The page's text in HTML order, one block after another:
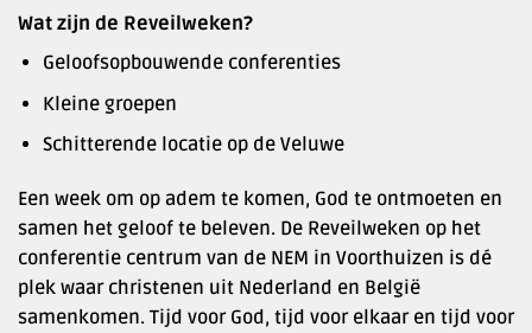
Wat zijn de Reveilweken?
Geloofsopbouwende conferenties
Kleine groepen
Schitterende locatie op de Veluwe
Een week om op adem te komen, God te ontmoeten en
samen het geloof te beleven. De Reveilweken op het
conferentie centrum van de NEM in Voorthuizen is dé
plek waar christenen uit Nederland en België
samenkomen. Tijd voor God, tijd voor elkaar en tijd voor